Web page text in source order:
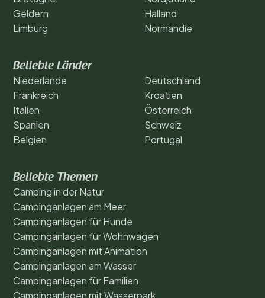
Geldern
Limburg
Halland
Normandie
Beliebte Länder
Niederlande
Frankreich
Italien
Spanien
Belgien
Deutschland
Kroatien
Österreich
Schweiz
Portugal
Beliebte Themen
Camping in der Natur
Campinganlagen am Meer
Campinganlagen für Hunde
Campinganlagen für Wohnwagen
Campinganlagen mit Animation
Campinganlagen am Wasser
Campinganlagen für Familien
Campinganlagen mit Wasserpark